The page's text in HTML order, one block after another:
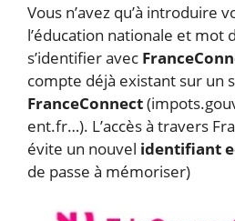
Vous n’avez qu’à introduire
l’éducation nationale et mot
s’identifier avec
compte déjà existant sur un
FranceConnect
ent.fr…). L’accès à travers
évite un nouvel identifiant
de passe à mémoriser)